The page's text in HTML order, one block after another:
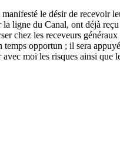
le désir de recevoir
ligne du Canal, ont déjà
chez les receveurs généraux
temps opportun ; il sera
moi les risques ainsi que